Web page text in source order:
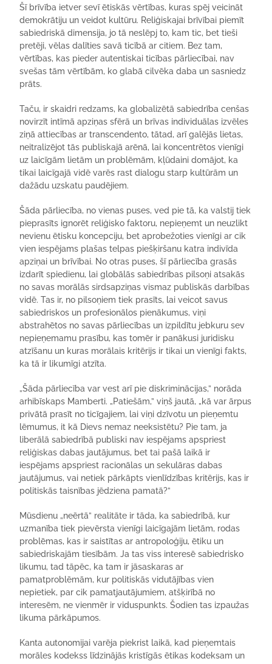
Šī brīvība ietver sevī ētiskās vērtības, kuras spēj veicināt
demokrātiju un veidot kultūru. Reliģiskajai brīvībai piemīt
sabiedriskā dimensija, jo tā neslēpj to, kam tic, bet tieši
pretēji, vēlas dalīties savā ticībā ar citiem. Bez tam,
vērtības, kas pieder autentiskai ticības pārliecībai, nav
svešas tām vērtībām, ko glabā cilvēka daba un sasniedz
prāts.
Taču, ir skaidri redzams, ka globalizētā sabiedrība cenšas
novirzīt intīmā apziņas sfērā un brīvas individuālas izvēles
ziņā attiecības ar transcendento, tātad, arī galējās lietas,
neitralizējot tās publiskajā arēnā, lai koncentrētos vienīgi
uz laicīgām lietām un problēmām, kļūdaini domājot, ka
tikai laicīgajā vidē varēs rast dialogu starp kultūrām un
dažādu uzskatu paudējiem.
Šāda pārliecība, no vienas puses, ved pie tā, ka valstij tiek
pieprasīts ignorēt reliģisko faktoru, nepieņemt un neuzlikt
nevienu ētisku koncepciju, bet aprobežoties vienīgi ar cik
vien iespējams plašas telpas piešķiršanu katra indivīda
apziņai un brīvībai. No otras puses, šī pārliecība grasās
izdarīt spiedienu, lai globālās sabiedrības pilsoņi atsakās
no savas morālās sirdsapziņas vismaz publiskās darbības
vidē. Tas ir, no pilsoņiem tiek prasīts, lai veicot savus
sabiedriskos un profesionālos pienākumus, viņi
abstrahētos no savas pārliecības un izpildītu jebkuru sev
nepieņemamu prasību, kas tomēr ir panākusi juridisku
atzīšanu un kuras morālais kritērijs ir tikai un vienīgi fakts,
ka tā ir likumīgi atzīta.
„Šāda pārliecība var vest arī pie diskriminācijas,” norāda
arhibīskaps Mamberti. „Patiešām,” viņš jautā, „kā var ārpus
privātā prasīt no ticīgajiem, lai viņi dzīvotu un pieņemtu
lēmumus, it kā Dievs nemaz neeksistētu? Pie tam, ja
liberālā sabiedrībā publiski nav iespējams apspriest
reliģiskas dabas jautājumus, bet tai pašā laikā ir
iespējams apspriest racionālas un sekulāras dabas
jautājumus, vai netiek pārkāpts vienlīdzības kritērijs, kas ir
politiskās taisnības jēdziena pamatā?”
Mūsdienu „neērtā” realitāte ir tāda, ka sabiedrībā, kur
uzmanība tiek pievērsta vienīgi laicīgajām lietām, rodas
problēmas, kas ir saistītas ar antropoloģiju, ētiku un
sabiedriskajām tiesībām. Ja tas viss interesē sabiedrisko
likumu, tad tāpēc, ka tam ir jāsaskaras ar
pamatproblēmām, kur politiskās vidutājības vien
nepietiek, par cik pamatjautājumiem, atšķirībā no
interesēm, ne vienmēr ir viduspunkts. Šodien tas izpaužas
likuma pārkāpumos.
Kanta autonomijai varēja piekrist laikā, kad pieņemtais
morāles kodekss līdzinājās kristīgās ētikas kodeksam un